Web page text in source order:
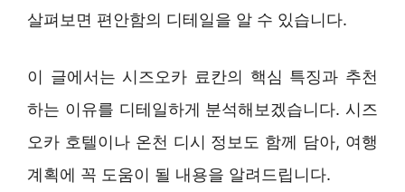
살펴보면 편안함의 디테일을 알 수 있습니다.
이 글에서는 시즈오카 료칸의 핵심 특징과 추천
하는 이유를 디테일하게 분석해보겠습니다. 시즈
오카 호텔이나 온천 디시 정보도 함께 담아, 여행
계획에 꼭 도움이 될 내용을 알려드립니다.